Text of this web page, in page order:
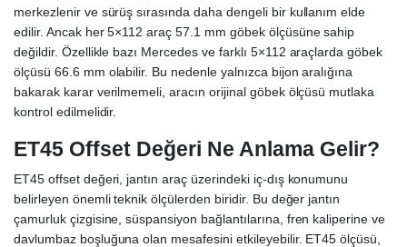
merkezlenir ve sürüş sırasında daha dengeli bir kullanım elde
edilir. Ancak her 5×112 araç 57.1 mm göbek ölçüsüne sahip
değildir. Özellikle bazı Mercedes ve farklı 5×112 araçlarda göbek
ölçüsü 66.6 mm olabilir. Bu nedenle yalnızca bijon aralığına
bakarak karar verilmemeli, aracın orijinal göbek ölçüsü mutlaka
kontrol edilmelidir.
ET45 Offset Değeri Ne Anlama Gelir?
ET45 offset değeri, jantın araç üzerindeki iç-dış konumunu
belirleyen önemli teknik ölçülerden biridir. Bu değer jantın
çamurluk çizgisine, süspansiyon bağlantılarına, fren kaliperine ve
davlumbaz boşluğuna olan mesafesini etkileyebilir. ET45 ölçüsü,